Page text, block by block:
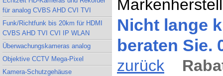
für analog CVBS AHD CVI TVI
Funk/Richtfunk bis 20km für HDMI
CVBS AHD TVI CVI IP WLAN
Überwachungskameras analog
Objektive CCTV Mega-Pixel
Kamera-Schutzgehäuse
Nicht lange
beraten Sie.
zurück